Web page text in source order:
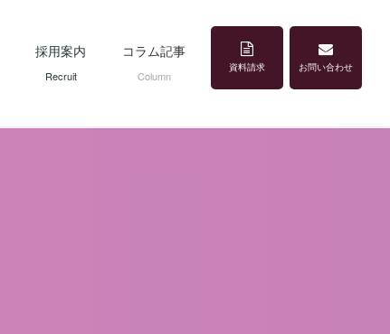
採用案内
Recruit
コラム記事
Column
資料請求 お問い合わせ